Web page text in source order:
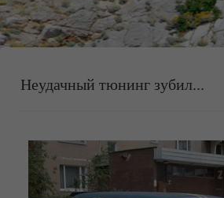
Неудачный тюнинг зубил...